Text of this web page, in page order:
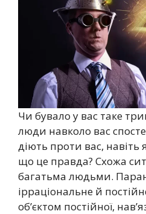
Чи бувало у вас таке
люди навколо вас
діють проти вас, навіть
що це правда? Схожа
багатьма людьми.
ірраціональне й
об’єктом постійної,